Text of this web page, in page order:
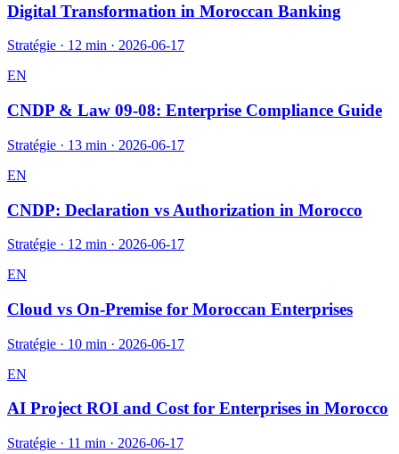
Digital Transformation in Moroccan Banking
Stratégie · 12 min · 2026-06-17
EN
CNDP & Law 09-08: Enterprise Compliance Guide
Stratégie · 13 min · 2026-06-17
EN
CNDP: Declaration vs Authorization in Morocco
Stratégie · 12 min · 2026-06-17
EN
Cloud vs On-Premise for Moroccan Enterprises
Stratégie · 10 min · 2026-06-17
EN
AI Project ROI and Cost for Enterprises in Morocco
Stratégie · 11 min · 2026-06-17